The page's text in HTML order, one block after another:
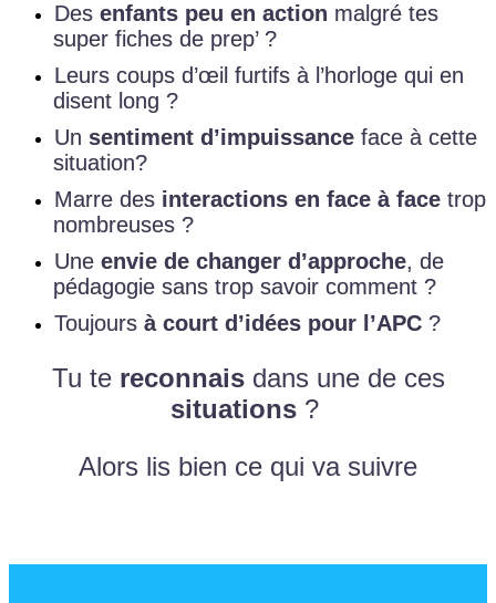
Des enfants peu en action malgré tes
super fiches de prep’ ?
​Leurs coups d’œil furtifs à l’horloge qui en
disent long ?
Un sentiment d’impuissance face à cette
situation?
Marre des interactions en face à face trop
nombreuses ?
Une envie de changer d’approche, de
pédagogie sans trop savoir comment ?
Toujours à court d’idées pour l’APC ?
Tu te reconnaisdans une de ces
situations?
Alors lis bien ce qui va suivre